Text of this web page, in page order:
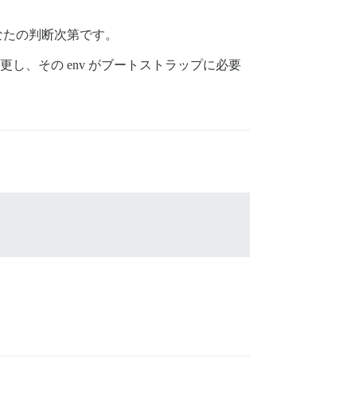
の判断次第です。
し、その env がブートストラップに必要